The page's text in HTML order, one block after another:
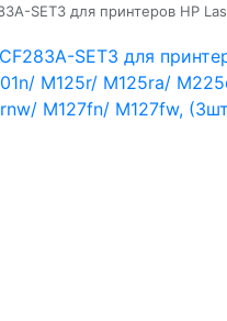
SET3 для принтеров HP